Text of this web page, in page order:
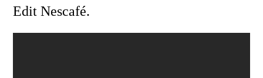
Edit Nescafé.